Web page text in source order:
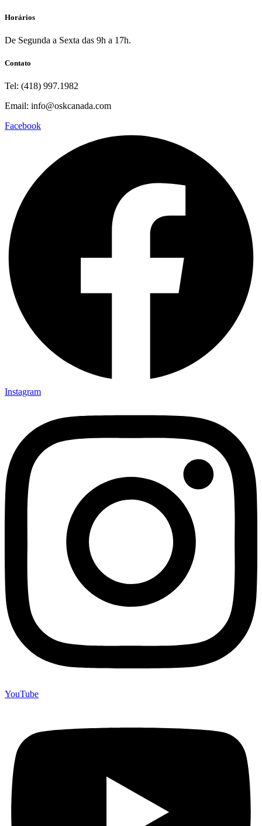
Horários
De Segunda a Sexta das 9h a 17h.
Contato
Tel: (418) 997.1982
Email: info@oskcanada.com
Facebook
Instagram
YouTube